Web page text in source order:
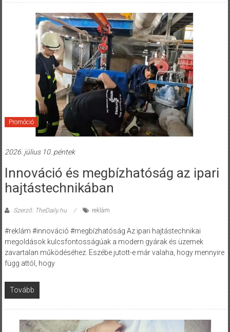
Promóció
2026. július 10. péntek
Innováció és megbízhatóság az ipari
hajtástechnikában
Szerző: TheDaily.hu reklám
#reklám #innováció #megbízhatóság Az ipari hajtástechnikai
megoldások kulcsfontosságúak a modern gyárak és üzemek
zavartalan működéséhez. Eszébe jutott-e már valaha, hogy mennyire
függ attól, hogy
Tovább